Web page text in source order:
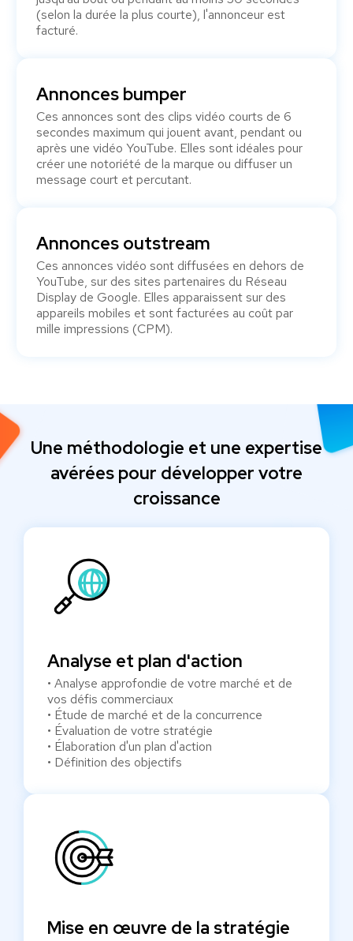
(selon la durée la plus courte), l'annonceur est
facturé.
Annonces bumper
Ces annonces sont des clips vidéo courts de 6
secondes maximum qui jouent avant, pendant ou
après une vidéo YouTube. Elles sont idéales pour
créer une notoriété de la marque ou diffuser un
message court et percutant.
Annonces outstream
Ces annonces vidéo sont diffusées en dehors de
YouTube, sur des sites partenaires du Réseau
Display de Google. Elles apparaissent sur des
appareils mobiles et sont facturées au coût par
mille impressions (CPM).
Une méthodologie et une expertise
avérées pour développer votre
croissance
Analyse et plan d'action
• Analyse approfondie de votre marché et de
vos défis commerciaux
• Étude de marché et de la concurrence
• Évaluation de votre stratégie
• Élaboration d'un plan d'action
• Définition des objectifs
Mise en œuvre de la stratégie